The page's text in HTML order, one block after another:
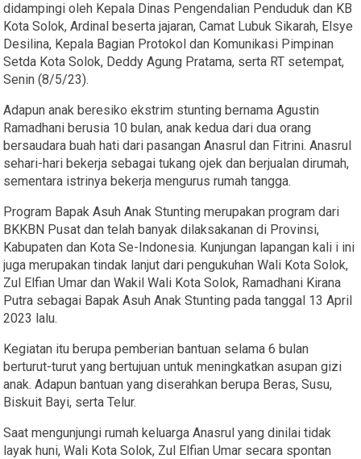
didampingi oleh Kepala Dinas Pengendalian Penduduk dan KB
Kota Solok, Ardinal beserta jajaran, Camat Lubuk Sikarah, Elsye
Desilina, Kepala Bagian Protokol dan Komunikasi Pimpinan
Setda Kota Solok, Deddy Agung Pratama, serta RT setempat,
Senin (8/5/23).
Adapun anak beresiko ekstrim stunting bernama Agustin
Ramadhani berusia 10 bulan, anak kedua dari dua orang
bersaudara buah hati dari pasangan Anasrul dan Fitrini. Anasrul
sehari-hari bekerja sebagai tukang ojek dan berjualan dirumah,
sementara istrinya bekerja mengurus rumah tangga.
Program Bapak Asuh Anak Stunting merupakan program dari
BKKBN Pusat dan telah banyak dilaksakanan di Provinsi,
Kabupaten dan Kota Se-Indonesia. Kunjungan lapangan kali i ini
juga merupakan tindak lanjut dari pengukuhan Wali Kota Solok,
Zul Elfian Umar dan Wakil Wali Kota Solok, Ramadhani Kirana
Putra sebagai Bapak Asuh Anak Stunting pada tanggal 13 April
2023 lalu.
Kegiatan itu berupa pemberian bantuan selama 6 bulan
berturut-turut yang bertujuan untuk meningkatkan asupan gizi
anak. Adapun bantuan yang diserahkan berupa Beras, Susu,
Biskuit Bayi, serta Telur.
Saat mengunjungi rumah keluarga Anasrul yang dinilai tidak
layak huni, Wali Kota Solok, Zul Elfian Umar secara spontan